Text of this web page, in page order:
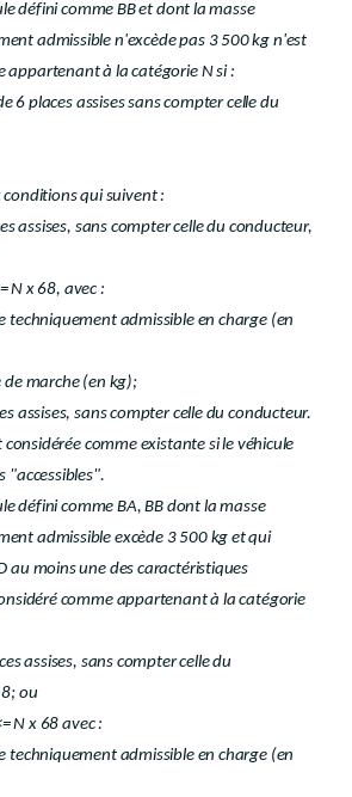
défini comme BB et dont la masse
admissible n'excède pas 3 500 kg n'est
appartenant à la catégorie N si :
6 places assises sans compter celle du
qui suivent :
assises, sans compter celle du conducteur,
N x 68, avec :
techniquement admissible en charge (en
de marche (en kg);
assises, sans compter celle du conducteur.
considérée comme existante si le véhicule
"accessibles".
défini comme BA, BB dont la masse
admissible excède 3 500 kg et qui
au moins une des caractéristiques
comme appartenant à la catégorie
assises, sans compter celle du
ou
N x 68 avec :
techniquement admissible en charge (en